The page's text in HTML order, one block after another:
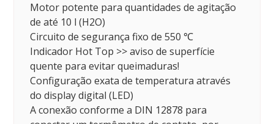
Motor potente para quantidades de agitação
de até 10 l (H2O)
Circuito de segurança fixo de 550 ℃
Indicador Hot Top >> aviso de superfície
quente para evitar queimaduras!
Configuração exata de temperatura através
do display digital (LED)
A conexão conforme a DIN 12878 para